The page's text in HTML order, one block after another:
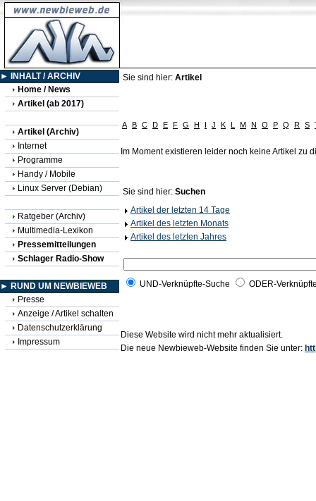
► INHALT / ARCHIV
Home / News
Artikel (ab 2017)
Artikel (Archiv)
Internet
Programme
Handy / Mobile
Linux Server (Debian)
Ratgeber (Archiv)
Multimedia-Lexikon
Pressemitteilungen
Schlager Radio-Show
► RUND UM NEWBIEWEB
Presse
Anzeige / Artikel schalten
Datenschutzerklärung
Impressum
Sie sind hier: Artikel
A B C D E F G H I J K L M N O P Q R S
Im Moment existieren leider noch keine Artikel zu
Sie sind hier: Suchen
Artikel der letzten 14 Tage
Artikel des letzten Monats
Artikel des letzten Jahres
UND-Verknüpfte-Suche ODER-
Diese Website wird nicht mehr aktualisiert.
Die neue Newbieweb-Website finden Sie unter: